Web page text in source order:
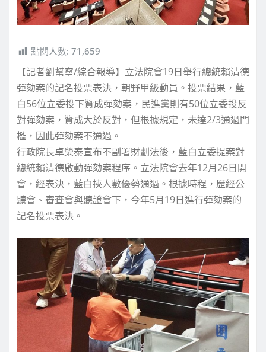
點閱人數: 71,659
【記者劉幫寧/綜合報導】立法院會19日舉行總統賴清德
彈劾案的記名投票表決，朝野甲級動員。投票結果，藍
白56位立委投下贊成彈劾案，民進黨則有50位立委投反
對彈劾案，贊成大於反對，但根據規定，未達2/3通過門
檻，因此彈劾案不通過。
行政院長卓榮泰宣布不副署財劃法後，藍白立委提案對
總統賴清德啟動彈劾案程序。立法院會去年12月26日開
會，經表決，藍白挾人數優勢通過。根據時程，歷經公
聽會、審查會與聽證會下，今年5月19日進行彈劾案的
記名投票表決。